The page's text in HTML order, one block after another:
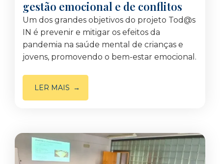
gestão emocional e de conflitos
Um dos grandes objetivos do projeto Tod@s
IN é prevenir e mitigar os efeitos da
pandemia na saúde mental de crianças e
jovens, promovendo o bem-estar emocional.
LER MAIS